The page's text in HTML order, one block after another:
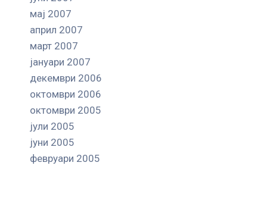
мај 2007
април 2007
март 2007
јануари 2007
декември 2006
октомври 2006
октомври 2005
јули 2005
јуни 2005
февруари 2005